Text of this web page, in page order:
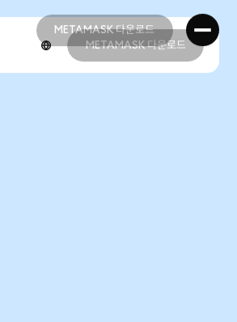
METAMASK 다운로드
METAMASK 다운로드
METAMASK 다운로드